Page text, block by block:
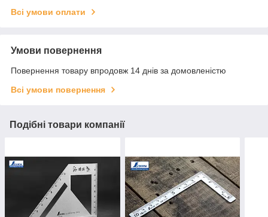
Всі умови оплати
Умови повернення
Повернення товару впродовж 14 днів за домовленістю
Всі умови повернення
Подібні товари компанії